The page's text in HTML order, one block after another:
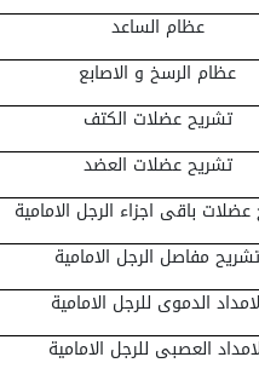
عظام الساعد
عظام الرسخ و الاصابع
تشريح عضلات الكتف
تشريح عضلات العضد
باقى اجزاء الرجل الامامية
تشريح مفاصل الرجل الامامية
الدموى للرجل الامامية
العصبى للرجل الامامية